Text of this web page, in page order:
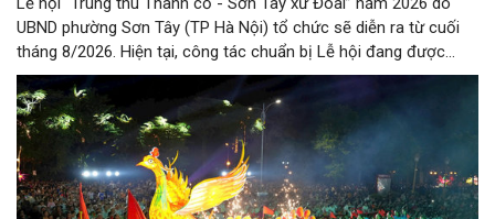
UBND phường Sơn Tây (TP Hà Nội) tổ chức sẽ diễn ra từ cuối
tháng 8/2026. Hiện tại, công tác chuẩn bị Lễ hội đang được
chính quyền phường Sơn Tây cùng các phòng, ban, ngành, đơn
vị và 25 tổ dân phố khẩn trương triển khai, tạo khí thế sôi nổi,
sẵn sàng mang đến cho Nhân dân và du khách một mùa Trung
thu quy mô, đặc sắc và giàu bản sắc văn hóa xứ Đoài.